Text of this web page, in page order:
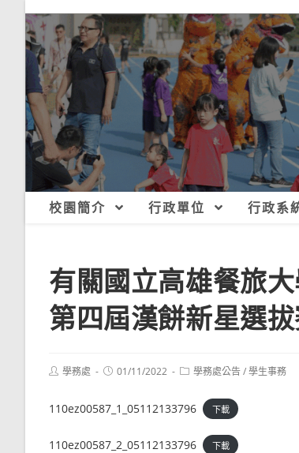
校園簡介 行政單位 行政系
有關國立高雄餐旅
第四屆漢餅新星選
Post學務處
Post01/11/2022
Post學務處公告/學生事務
110ez00587_1_05112133796 下載
110ez00587_2_05112133796 下載